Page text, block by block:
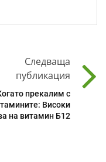
Следваща
публикация
прекалим с
Високи
на витамин Б12